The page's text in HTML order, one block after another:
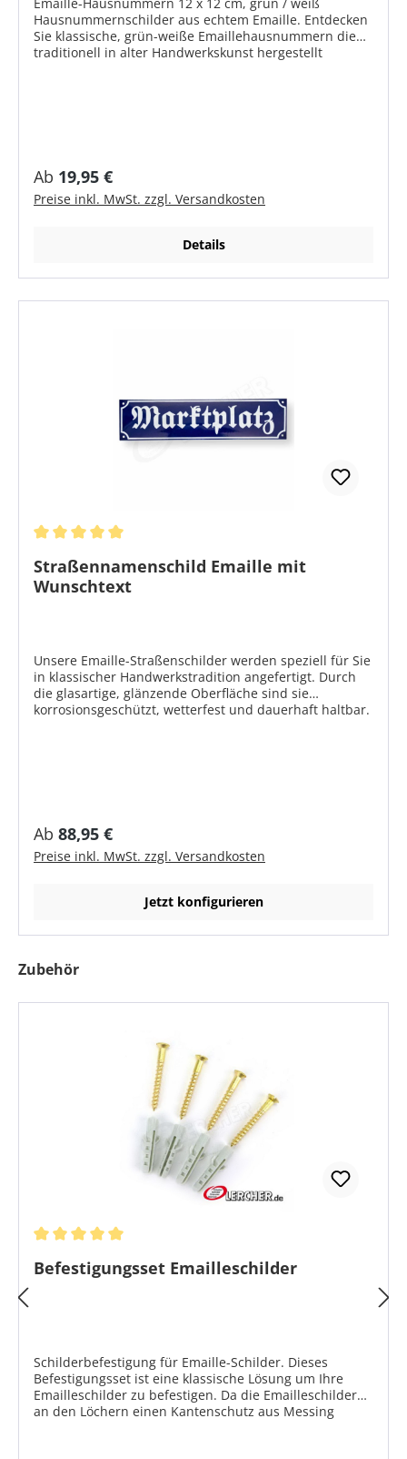
Hausnummernschilder aus echtem Emaille. Entdecken
Sie klassische, grün-weiße Emaillehausnummern die
traditionell in alter Handwerkskunst hergestellt
Lager lieferbar (Hausnummern die sich nicht
auswählen lassen, können als individuelle
Emaillehausnummer bestellt werden)
Regulärer Preis:
Ab 19,95 €
Preise inkl. MwSt. zzgl. Versandkosten
Details
Straßennamenschild Emaille mit
Wunschtext
Unsere Emaille-Straßenschilder werden speziell für Sie
in klassischer Handwerkstradition angefertigt. Durch
die glasartige, glänzende Oberfläche sind sie
korrosionsgeschützt, wetterfest und dauerhaft haltbar.
Blockschrift, Schreibschrift oder Times Text nach
Wunsch, max. 18 Zeichen
Regulärer Preis:
Ab 88,95 €
Preise inkl. MwSt. zzgl. Versandkosten
Jetzt konfigurieren
Produktgalerie überspringen
Zubehör
Befestigungsset Emailleschilder
Schilderbefestigung für Emaille-Schilder. Dieses
Befestigungsset ist eine klassische Lösung um Ihre
Emailleschilder zu befestigen. Da die Emailleschilder
an den Löchern einen Kantenschutz aus Messing